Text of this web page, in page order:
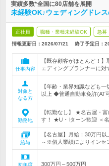
実績多数*全国に80店舗を展開
未経験OK♪ウェディングドレ
正社員 職種・業種未経験OK 急募
情報更新日：2026/07/21 終了予定日：
仕事内容
【既存顧客がほとんど！
ェディングプランナーに対
対象と
なる方
【年齢・業界知識なども
以上 ◆普通自動車免許(AT
勤務地
【転勤なし】 ★名古屋・
す！ ★U・Iターン歓迎 ＜
給与
【名古屋】月給：30万円
～※個人業績によりインセ
初年度 300万円～500万円